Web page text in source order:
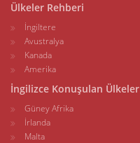
Ülkeler Rehberi
İngiltere
Avustralya
Kanada
Amerika
İngilizce Konuşulan Ülkeler
Güney Afrika
İrlanda
Malta